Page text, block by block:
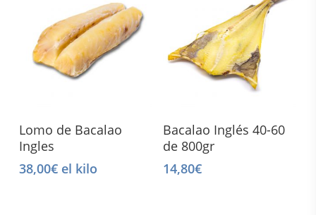
Select Options
Lomo de Bacalao
Ingles
38,00€el kilo
Add To Cart
Bacalao Inglés 40-60
de 800gr
14,80€